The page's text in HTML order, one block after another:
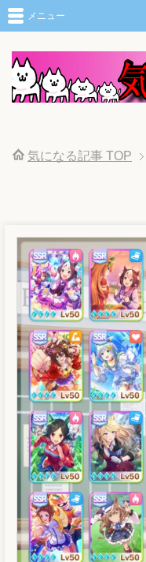
メニュー
気になる記事 TOP